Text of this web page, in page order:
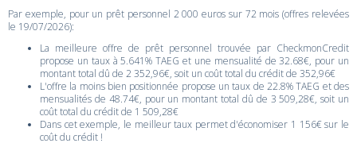
Par exemple, pour un prêt personnel 2 000 euros sur 72 mois (offres relevées
le 19/07/2026):
La meilleure offre de prêt personnel trouvée par CheckmonCredit
propose un taux à 5.641% TAEG et une mensualité de 32.68€, pour un
montant total dû de 2 352,96€, soit un coût total du crédit de 352,96€
L'offre la moins bien positionnée propose un taux de 22.8% TAEG et des
mensualités de 48.74€, pour un montant total dû de 3 509,28€, soit un
coût total du crédit de 1 509,28€
Dans cet exemple, le meilleur taux permet d'économiser 1 156€ sur le
coût du crédit !